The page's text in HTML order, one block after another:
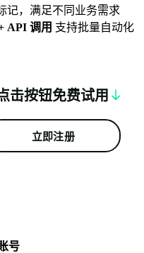
记，满足不同业务需求
API 调用 支持批量自动化
击按钮免费试用
立即注册
号